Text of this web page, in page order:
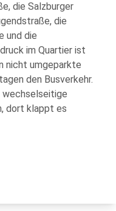
die Salzburger
die
und die
im Quartier ist
nicht umgeparkte
den Busverkehr.
wechselseitige
dort klappt es